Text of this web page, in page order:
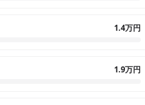
1.4万円
1.9万円